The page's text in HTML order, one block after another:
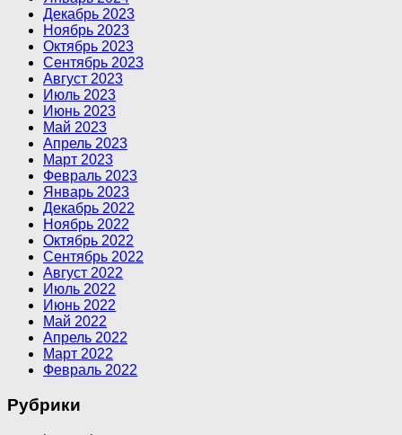
Декабрь 2023
Ноябрь 2023
Октябрь 2023
Сентябрь 2023
Август 2023
Июль 2023
Июнь 2023
Май 2023
Апрель 2023
Март 2023
Февраль 2023
Январь 2023
Декабрь 2022
Ноябрь 2022
Октябрь 2022
Сентябрь 2022
Август 2022
Июль 2022
Июнь 2022
Май 2022
Апрель 2022
Март 2022
Февраль 2022
Рубрики